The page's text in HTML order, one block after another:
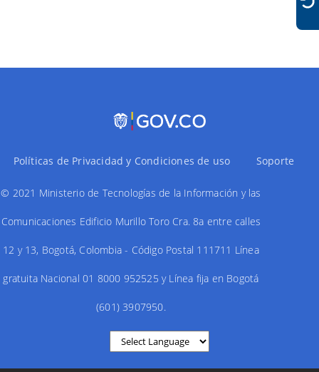
Políticas de Privacidad y Condiciones de uso Soporte
© 2021 Ministerio de Tecnologías de la Información y las
Comunicaciones Edificio Murillo Toro Cra. 8a entre calles
12 y 13, Bogotá, Colombia - Código Postal 111711 Línea
gratuita Nacional 01 8000 952525 y Línea fija en Bogotá
(601) 3907950.